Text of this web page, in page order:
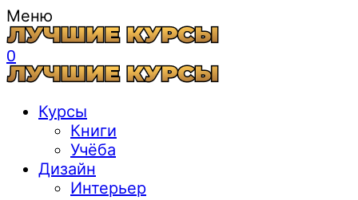
Меню
0
Курсы
Книги
Учёба
Дизайн
Интерьер